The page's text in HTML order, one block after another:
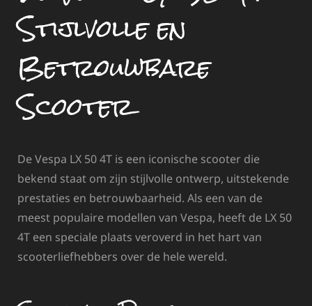
Stijlvolle en
Betrouwbare
Scooter
De Vespa LX 50 4T is een iconische scooter die
bekend staat om zijn stijlvolle ontwerp, uitstekende
prestaties en betrouwbaarheid. Als een van de
meest populaire modellen van Vespa, heeft de LX 50
4T een speciale plaats veroverd in het hart van
scooterliefhebbers over de hele wereld.